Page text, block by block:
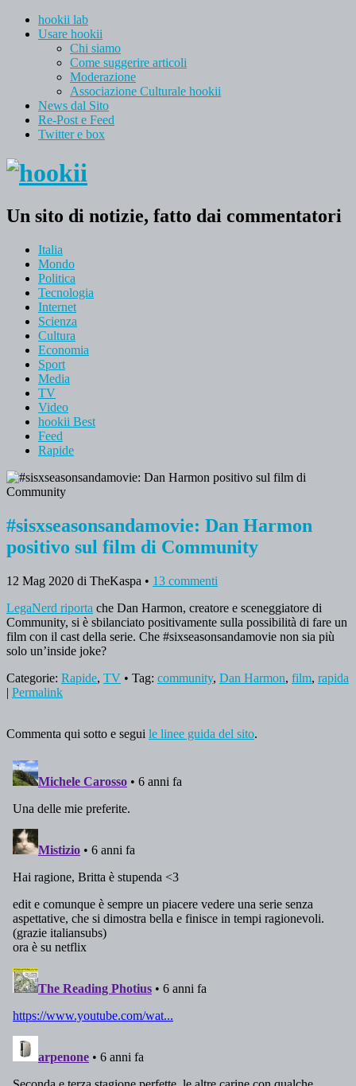
hookii lab
Usare hookii
Chi siamo
Come suggerire articoli
Moderazione
Associazione Culturale hookii
News dal Sito
Re-Post e Feed
Twitter e box
Un sito di notizie, fatto dai commentatori
Italia
Mondo
Politica
Tecnologia
Internet
Scienza
Cultura
Economia
Sport
Media
TV
Video
hookii Best
Feed
Rapide
#sisxseasonsandamovie: Dan Harmon
positivo sul film di Community
12 Mag 2020 di TheKaspa • 13 commenti
LegaNerd riporta che Dan Harmon, creatore e sceneggiatore di
Community, si è sbilanciato positivamente sulla possibilità di fare un
film con il cast della serie. Che #sixseasonsandamovie non sia più
solo un’inside joke?
Categorie: Rapide, TV • Tag: community, Dan Harmon, film, rapida
| Permalink
Commenta qui sotto e segui le linee guida del sito.